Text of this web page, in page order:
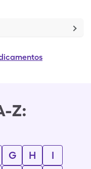
Z:
G H
I